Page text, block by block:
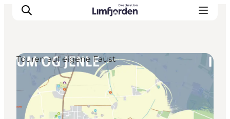
Touren auf eigene Faust